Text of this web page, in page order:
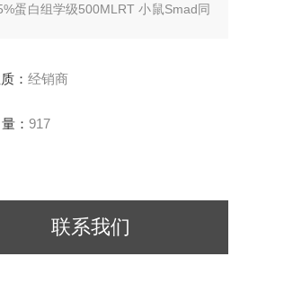
蛋白组学级500MLRT 小鼠Smad同
： 经销商
： 917
联系我们